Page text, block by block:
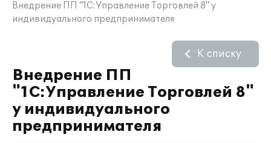
Внедрение ПП "1С:Управление Торговлей 8" у
индивидуального предпринимателя
Внедрение ПП
"1С:Управление Торговлей 8"
у индивидуального
предпринимателя
К списку